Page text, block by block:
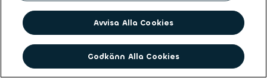
Du kan
som helst. Ett återkallande påverkar inte lagligheten av
behandling av cookies innan samtycket återkallades. För
mer information läs vår cookiepolicy
Avvisa Alla Cookies
Godkänn Alla Cookies